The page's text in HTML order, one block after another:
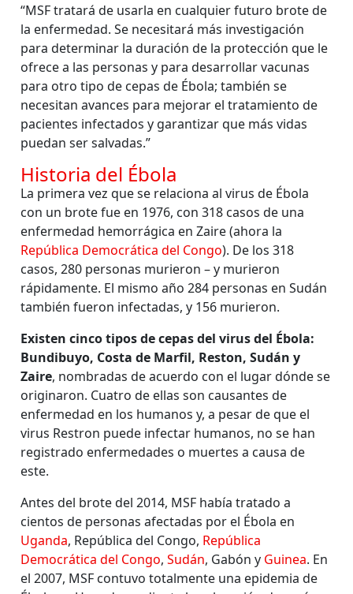
“MSF tratará de usarla en cualquier futuro brote de
la enfermedad. Se necesitará más investigación
para determinar la duración de la protección que le
ofrece a las personas y para desarrollar vacunas
para otro tipo de cepas de Ébola; también se
necesitan avances para mejorar el tratamiento de
pacientes infectados y garantizar que más vidas
puedan ser salvadas.”
Historia del Ébola
La primera vez que se relaciona al virus de Ébola
con un brote fue en 1976, con 318 casos de una
enfermedad hemorrágica en Zaire (ahora la
República Democrática del Congo). De los 318
casos, 280 personas murieron – y murieron
rápidamente. El mismo año 284 personas en Sudán
también fueron infectadas, y 156 murieron.
Existen cinco tipos de cepas del virus del Ébola:
Bundibuyo, Costa de Marfil, Reston, Sudán y
Zaire, nombradas de acuerdo con el lugar dónde se
originaron. Cuatro de ellas son causantes de
enfermedad en los humanos y, a pesar de que el
virus Restron puede infectar humanos, no se han
registrado enfermedades o muertes a causa de
este.
Antes del brote del 2014, MSF había tratado a
cientos de personas afectadas por el Ébola en
Uganda, República del Congo, República
Democrática del Congo, Sudán, Gabón y Guinea. En
el 2007, MSF contuvo totalmente una epidemia de